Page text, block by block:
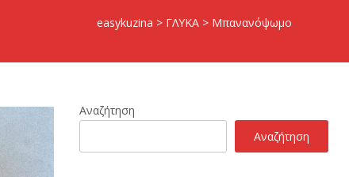
easykuzina > ΓΛΥΚΑ > Μπανανόψωμο
Αναζήτηση
Αναζήτηση